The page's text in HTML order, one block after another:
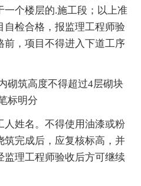
一个楼层的.施工段；以上准
检合格，报监理工程师验
前，项目不得进入下道工序
筑高度不得超过4层砌块
标明分
姓名。不得使用油漆或粉
筑完成后，应复核标高，并
监理工程师验收后方可继续